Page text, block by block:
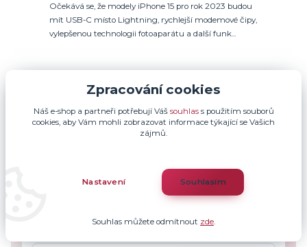
Očekává se, že modely iPhone 15 pro rok 2023 budou
mít USB-C místo Lightning, rychlejší modemové čipy,
vylepšenou technologii fotoaparátu a další funk...
Zobrazit všechny články
Nepropásněte novinky, akce
a slevy!
Zpracování cookies
Náš e-shop a partneři potřebují Váš souhlass použitím souborů
cookies, aby Vám mohli zobrazovat informace týkající se Vašich
zájmů.
Nastavení Souhlasím
Souhlas můžete odmítnout zde.